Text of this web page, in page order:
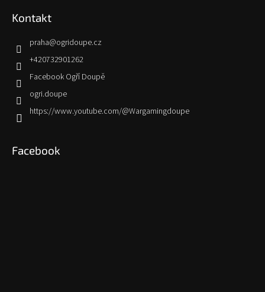
Kontakt
praha@ogridoupe.cz
+420732901262
Facebook Ogří Doupě
ogri.doupe
https://www.youtube.com/@Wargamingdoupe
Facebook